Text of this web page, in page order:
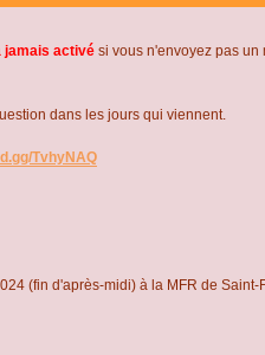
jamais activé si vous n'envoyez pas un
dans les jours qui viennent.
TvhyNAQ
(fin d'après-midi) à la MFR de Saint-